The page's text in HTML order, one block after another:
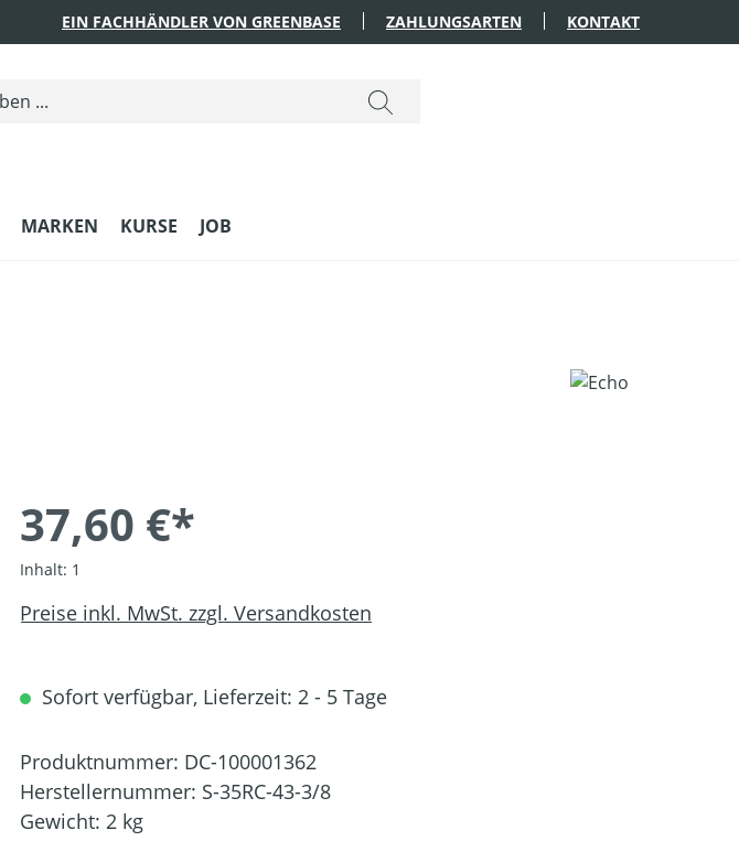
EIN FACHHÄNDLER VON GREENBASE ZAHLUNGSARTEN KONTAKT
MARKEN KURSE JOB
37,60 €*
Inhalt: 1
Preise inkl. MwSt. zzgl. Versandkosten
Sofort verfügbar, Lieferzeit: 2 - 5 Tage
Produktnummer: DC-100001362
Herstellernummer: S-35RC-43-3/8
Gewicht: 2 kg